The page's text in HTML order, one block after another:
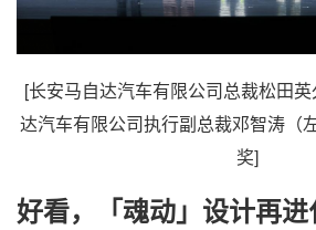
[长安马自达汽车有限公司总裁松田
达汽车有限公司执行副总裁邓智涛（
奖]
好看，「魂动」设计再进